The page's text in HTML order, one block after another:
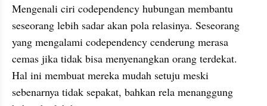
Mengenali ciri codependency hubungan membantu
seseorang lebih sadar akan pola relasinya. Seseorang
yang mengalami codependency cenderung merasa
cemas jika tidak bisa menyenangkan orang terdekat.
Hal ini membuat mereka mudah setuju meski
sebenarnya tidak sepakat, bahkan rela menanggung